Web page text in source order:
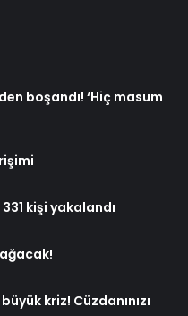
boşandı! ‘Hiç masum
kişi yakalandı
kriz! Cüzdanınızı